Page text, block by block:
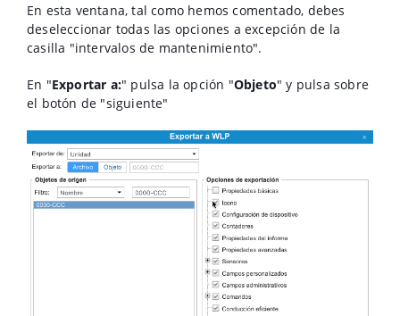
En esta ventana, tal como hemos comentado, debes
deseleccionar todas las opciones a excepción de la
casilla "intervalos de mantenimiento".
En "Exportar a:" pulsa la opción "Objeto" y pulsa sobre
el botón de "siguiente"